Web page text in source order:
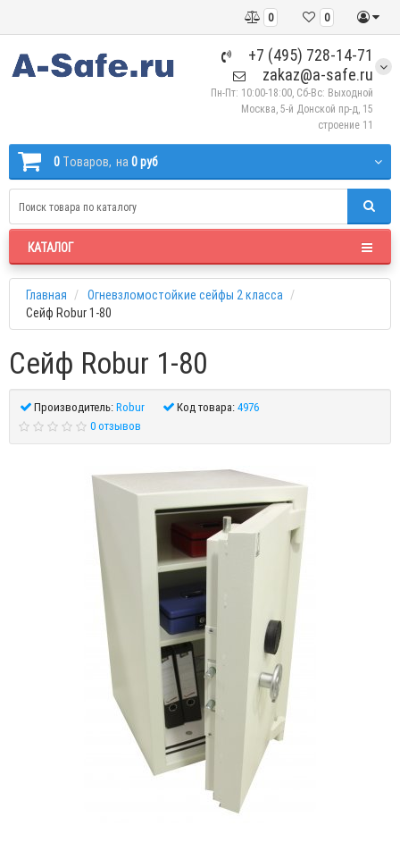
0
0
+7 (495) 728-14-71
zakaz@a-safe.ru
Пн-Пт: 10:00-18:00, Сб-Вс: Выходной
Москва, 5-й Донской пр-д, 15
строение 11
0 Tоваров, на 0 руб
КАТАЛОГ
Главная
Огневзломостойкие сейфы 2 класса
Сейф Robur 1-80
Сейф Robur 1-80
Производитель:Robur Код товара:4976
0 отзывов